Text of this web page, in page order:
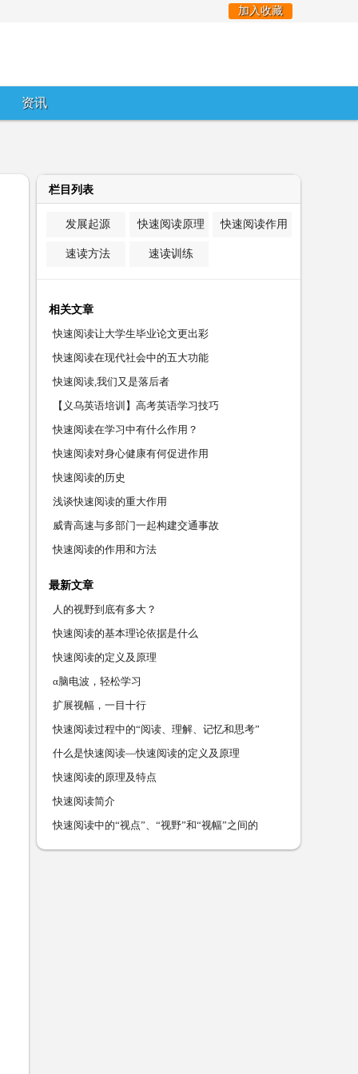
加入收藏
资讯
栏目列表
发展起源 快速阅读原理 快速阅读作用
速读方法 速读训练
相关文章
快速阅读让大学生毕业论文更出彩
快速阅读在现代社会中的五大功能
快速阅读,我们又是落后者
【义乌英语培训】高考英语学习技巧
快速阅读在学习中有什么作用？
快速阅读对身心健康有何促进作用
快速阅读的历史
浅谈快速阅读的重大作用
威青高速与多部门一起构建交通事故
快速阅读的作用和方法
最新文章
人的视野到底有多大？
快速阅读的基本理论依据是什么
快速阅读的定义及原理
α脑电波，轻松学习
扩展视幅，一目十行
快速阅读过程中的“阅读、理解、记忆和思考”
什么是快速阅读—快速阅读的定义及原理
快速阅读的原理及特点
快速阅读简介
快速阅读中的“视点”、“视野”和“视幅”之间的